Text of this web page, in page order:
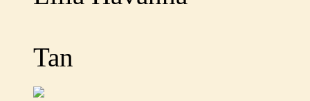
Tan